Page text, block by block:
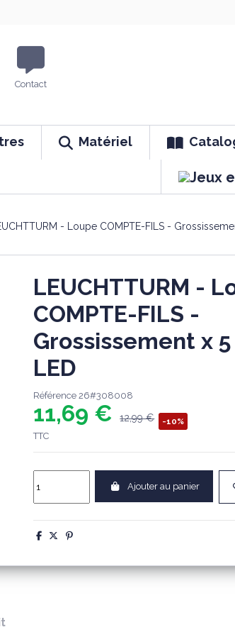
Contact
Matériel
- Loupe COMPTE-FILS -
LEUCHTTURM -
COMPTE-FILS -
Grossissement x
LED
Référence 26#308008
11,69 € 12,99 € -10%
TTC
Ajouter au panier